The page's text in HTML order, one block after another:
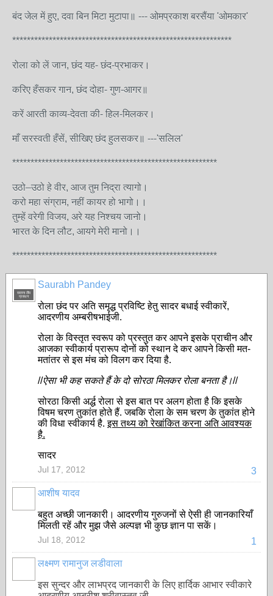
बंद जेल में हुए, दवा बिन मिटा मुटापा॥ --- ओमप्रकाश बरसैंया 'ओमकार'
************************************************************
रोला को लें जान, छंद यह- छंद-प्रभाकर।
करिए हँसकर गान, छंद दोहा- गुण-आगर॥
करें आरती काव्य-देवता की- हिल-मिलकर।
माँ सरस्वती हँसें, सीखिए छंद हुलसकर॥ ---'सलिल'
********************************************************
उठो–उठो हे वीर, आज तुम निद्रा त्यागो।
करो महा संग्राम, नहीं कायर हो भागो।।
तुम्हें वरेगी विजय, अरे यह निश्चय जानो।
भारत के दिन लौट, आयगे मेरी मानो।।
********************************************************
सदस्य टीम
प्रबंधन
Saurabh Pandey
रोला छंद पर अति समृद्ध प्रविष्टि हेतु सादर बधाई स्वीकारें,
आदरणीय अम्बरीषभाईजी.
रोला के विस्तृत स्वरूप को प्रस्तुत कर आपने इसके प्राचीन और
आजका स्वीकार्य प्रारूप दोनों को स्थान दे कर आपने किसी मत-
मतांतर से इस मंच को विलग कर दिया है.
//ऐसा भी कह सकते हैं के दो सोरठा मिलकर रोला बनता है।//
सोरठा किसी अर्द्ध रोला से इस बात पर अलग होता है कि इसके
विषम चरण तुकांत होते हैं. जबकि रोला के सम चरण के तुकांत होने
की विधा स्वीकार्य है.इस तथ्य को रेखांकित करना अति आवश्यक
है.
सादर
3
Jul 17, 2012
आशीष यादव
बहुत अच्छी जानकारी। आदरणीय गुरुजनों से ऐसी ही जानकारियाँ
मिलती रहें और मुझ जैसे अल्पज्ञ भी कुछ ज्ञान पा सकें।
1
Jul 18, 2012
लक्ष्मण रामानुज लडीवाला
इस सुन्दर और लाभप्रद जानकारी के लिए हार्दिक आभार स्वीकारे